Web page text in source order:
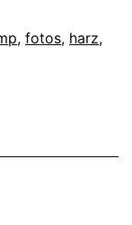
, fotos, harz,